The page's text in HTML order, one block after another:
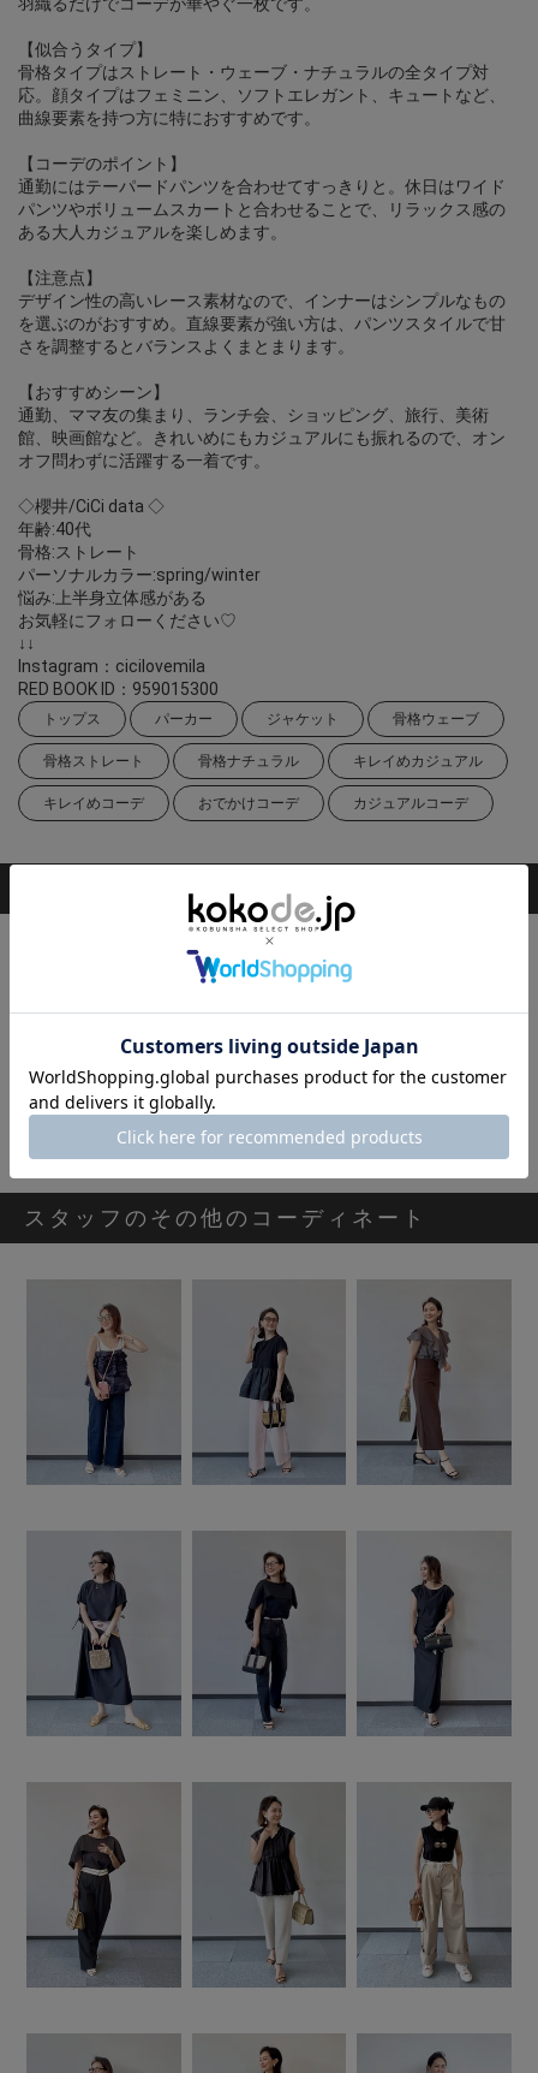
【似合うタイプ】
骨格タイプはストレート・ウェーブ・ナチュラルの全タイプ対
応。顔タイプはフェミニン、ソフトエレガント、キュートなど、
曲線要素を持つ方に特におすすめです。
【コーデのポイント】
通勤にはテーパードパンツを合わせてすっきりと。休日はワイド
パンツやボリュームスカートと合わせることで、リラックス感の
ある大人カジュアルを楽しめます。
【注意点】
デザイン性の高いレース素材なので、インナーはシンプルなもの
を選ぶのがおすすめ。直線要素が強い方は、パンツスタイルで甘
さを調整するとバランスよくまとまります。
【おすすめシーン】
通勤、ママ友の集まり、ランチ会、ショッピング、旅行、美術
館、映画館など。きれいめにもカジュアルにも振れるので、オン
オフ問わずに活躍する一着です。
◇櫻井/CiCi data ◇
年齢:40代
骨格:ストレート
パーソナルカラー:spring/winter
悩み:上半身立体感がある
お気軽にフォローください♡
↓↓
Instagram：cicilovemila
RED BOOK ID：959015300
トップス パーカー ジャケット 骨格ウェーブ
骨格ストレート 骨格ナチュラル キレイめカジュアル
キレイめコーデ おでかけコーデ カジュアルコーデ
スタッフのその他のコーディネート